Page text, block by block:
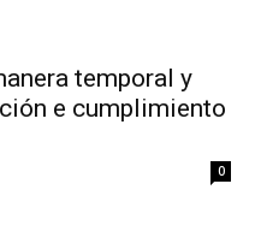
temporal y
e cumplimiento
0